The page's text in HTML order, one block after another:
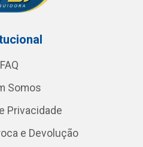
FAQ
Somos
Privacidade
e Devolução